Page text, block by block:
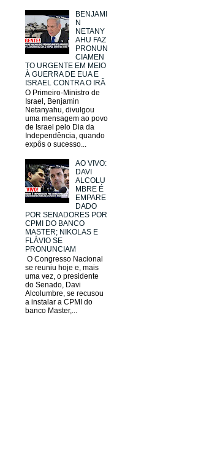
BENJAMI
N
NETANY
AHU FAZ
PRONUN
CIAMEN
TO URGENTE EM MEIO
À GUERRA DE EUA E
ISRAEL CONTRA O IRÃ
O Primeiro-Ministro de
Israel, Benjamin
Netanyahu, divulgou
uma mensagem ao povo
de Israel pelo Dia da
Independência, quando
expôs o sucesso...
AO VIVO:
DAVI
ALCOLU
MBRE É
EMPARE
DADO
POR SENADORES POR
CPMI DO BANCO
MASTER; NIKOLAS E
FLÁVIO SE
PRONUNCIAM
O Congresso Nacional
se reuniu hoje e, mais
uma vez, o presidente
do Senado, Davi
Alcolumbre, se recusou
a instalar a CPMI do
banco Master,...